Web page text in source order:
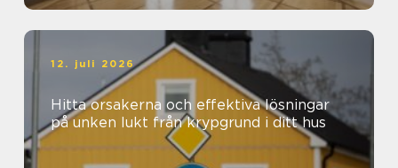
12. juli 2026
Hitta orsakerna och effektiva lösningar
på unken lukt från krypgrund i ditt hus